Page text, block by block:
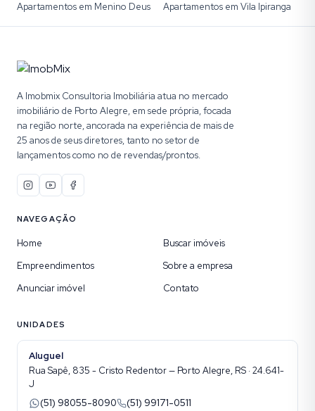
Apartamentos em Menino Deus
Apartamentos em Vila Ipiranga
A Imobmix Consultoria Imobiliária atua no mercado
imobiliário de Porto Alegre, em sede própria, focada
na região norte, ancorada na experiência de mais de
25 anos de seus diretores, tanto no setor de
lançamentos como no de revendas/prontos.
NAVEGAÇÃO
Home
Buscar imóveis
Empreendimentos
Sobre a empresa
Anunciar imóvel
Contato
UNIDADES
Aluguel
Rua Sapê, 835 - Cristo Redentor — Porto Alegre, RS · 24.641-
J
(51) 98055-8090
(51) 99171-0511